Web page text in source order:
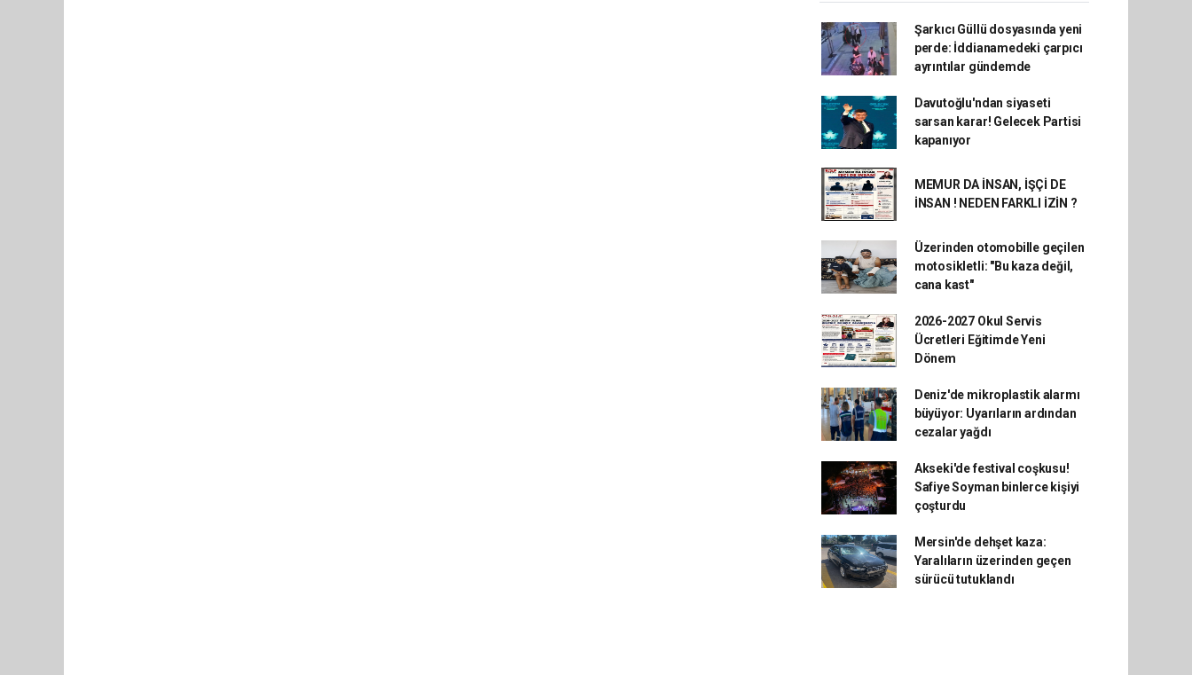
Şarkıcı Güllü dosyasında yeni
perde: İddianamedeki çarpıcı
ayrıntılar gündemde
Davutoğlu'ndan siyaseti
sarsan karar! Gelecek Partisi
kapanıyor
MEMUR DA İNSAN, İŞÇİ DE
İNSAN ! NEDEN FARKLI İZİN ?
Üzerinden otomobille geçilen
motosikletli: "Bu kaza değil,
cana kast"
2026-2027 Okul Servis
Ücretleri Eğitimde Yeni
Dönem
Deniz'de mikroplastik alarmı
büyüyor: Uyarıların ardından
cezalar yağdı
Akseki'de festival coşkusu!
Safiye Soyman binlerce kişiyi
çoşturdu
Mersin'de dehşet kaza:
Yaralıların üzerinden geçen
sürücü tutuklandı